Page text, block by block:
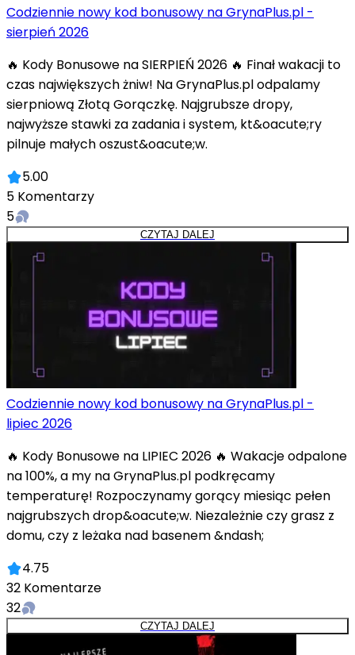
Codziennie nowy kod bonusowy na GrynaPlus.pl -
sierpień 2026
🔥 Kody Bonusowe na SIERPIEŃ 2026 🔥 Finał wakacji to
czas największych żniw! Na GrynaPlus.pl odpalamy
sierpniową Złotą Gorączkę. Najgrubsze dropy,
najwyższe stawki za zadania i system, kt&oacute;ry
pilnuje małych oszust&oacute;w.
5.00
5 Komentarzy
5
CZYTAJ DALEJ
Codziennie nowy kod bonusowy na GrynaPlus.pl -
lipiec 2026
🔥 Kody Bonusowe na LIPIEC 2026 🔥 Wakacje odpalone
na 100%, a my na GrynaPlus.pl podkręcamy
temperaturę! Rozpoczynamy gorący miesiąc pełen
najgrubszych drop&oacute;w. Niezależnie czy grasz z
domu, czy z leżaka nad basenem &ndash;
4.75
32 Komentarze
32
CZYTAJ DALEJ